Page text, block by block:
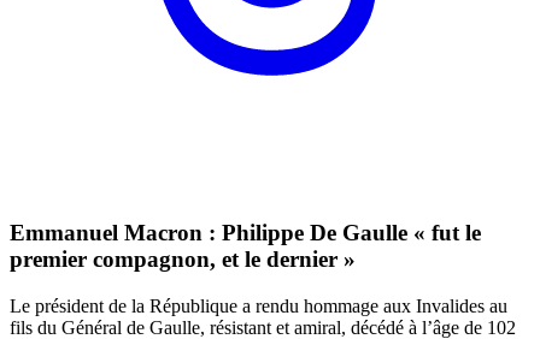
Emmanuel Macron : Philippe De Gaulle « fut le
premier compagnon, et le dernier »
Le président de la République a rendu hommage aux Invalides au
fils du Général de Gaulle, résistant et amiral, décédé à l’âge de 102